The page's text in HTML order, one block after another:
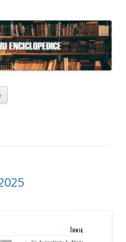
Skip to content